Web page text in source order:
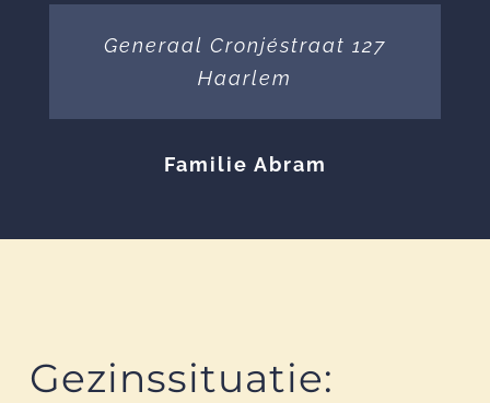
Generaal Cronjéstraat 127
Haarlem
Familie Abram
Gezinssituatie: